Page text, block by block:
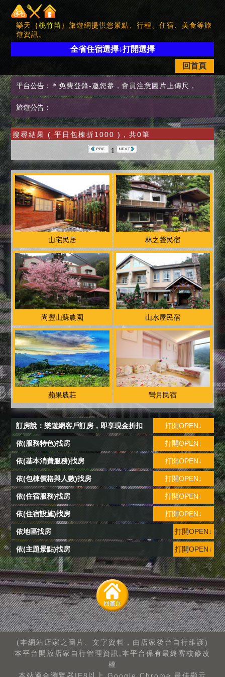
樂天｛桃竹苗｝旅遊網提供您景點、行程、住宿、美食等旅
遊資訊。
全省住宿選擇↓打開選擇
回首頁
平台公告： ＊免費登錄-邀您參 ，會員注意圖片上傳尺 ，
旅遊公告：
搜尋結果 ( 平日包棟折1000 )，共0筆
1
山宅民居 林之聲民宿
尚豐山蘇農園 山水屋民宿
蘋果農莊 彎月民宿
訂房說：樂遊網客戶訂房，即享現金折扣 打開OPEN↓
依(服務特色)找房 打開OPEN↓
依(基本消費服務)找房 打開OPEN↓
依(包棟價格與人數)找房 打開OPEN↓
依(住宿服務)找房 打開OPEN↓
依(住宿設施)找房 打開OPEN↓
依地區找房 打開OPEN↓
依(主題景點)找房 打開OPEN↓
(本網站店家之圖片、文字資料，由店家後台自行維護)
本平台開放店家自行管理資訊,本平台保有最終審核修改
權